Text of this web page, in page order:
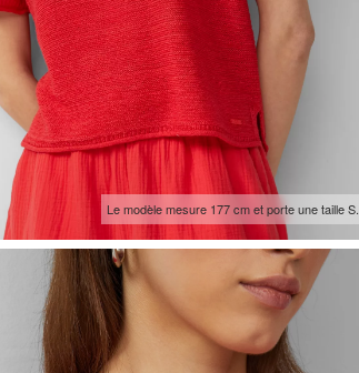
Le modèle mesure 177 cm et porte une taille S.